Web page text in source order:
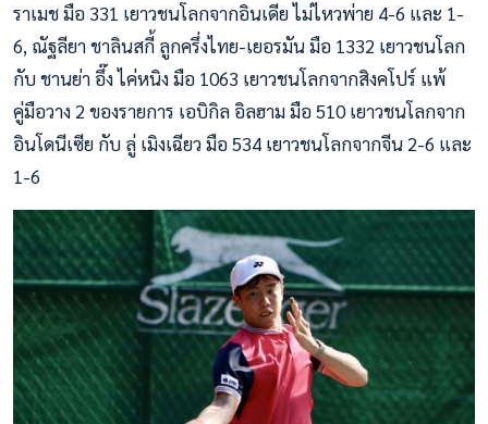
ราเมช มือ 331 เยาวชนโลกจากอินเดีย ไม่ไหวพ่าย 4-6 และ 1-
6, ณัฐลียา ชาลินสกี้ ลูกครึ่งไทย-เยอรมัน มือ 1332 เยาวชนโลก
กับ ชานย่า อึ๊ง ไค่หนิง มือ 1063 เยาวชนโลกจากสิงคโปร์ แพ้
คู่มือวาง 2 ของรายการ เอบิกิล อิลฮาม มือ 510 เยาวชนโลกจาก
อินโดนีเซีย กับ ลู่ เมิงเฉียว มือ 534 เยาวชนโลกจากจีน 2-6 และ
1-6